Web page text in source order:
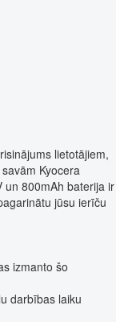
lietotājiem,
Kyocera
un 800mAh baterija ir
jūsu ierīču
izmanto šo
darbības laiku